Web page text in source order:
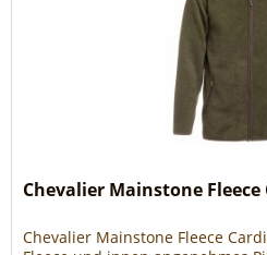
Chevalier Mainstone Fleece
Chevalier Mainstone Fleece